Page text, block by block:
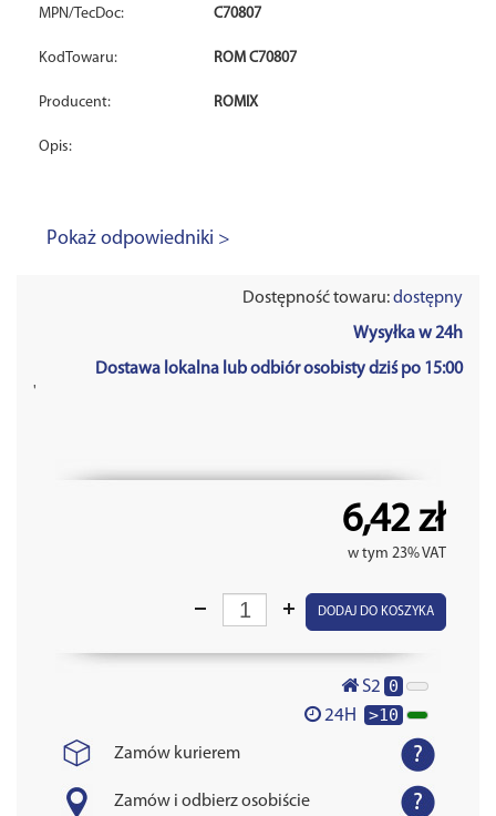
MPN/TecDoc: C70807
KodTowaru: ROM C70807
Producent: ROMIX
Opis:
Pokaż odpowiedniki >
Dostępność towaru:dostępny
Wysyłka w 24h
Dostawa lokalna lub odbiór osobisty dziś po 15:00
'
6,42 zł
w tym 23% VAT
DODAJ DO KOSZYKA
S2 0
24H >10
Zamów kurierem
Zamów i odbierz osobiście